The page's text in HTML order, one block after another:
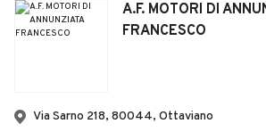
A.F. MOTORI DI
FRANCESCO
Via Sarno 218, 80044, Ottaviano